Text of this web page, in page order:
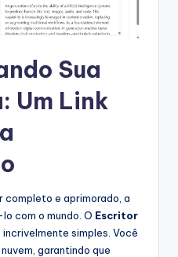
Sua
Um Link
completo e aprimorado, a
com o mundo. O Escritor
simples. Você
garantindo que